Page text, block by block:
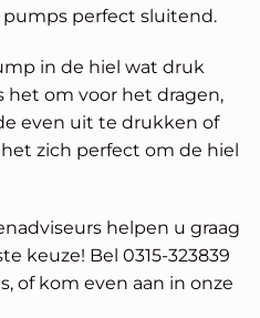
pumps perfect sluitend.
in de hiel wat druk
het om voor het dragen,
even uit te drukken of
zich perfect om de hiel
helpen u graag
keuze! Bel 0315-323839
of kom even aan in onze